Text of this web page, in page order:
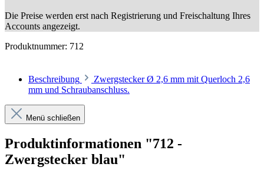
Die Preise werden erst nach Registrierung und Freischaltung Ihres
Accounts angezeigt.
Produktnummer: 712
Beschreibung
Zwergstecker Ø 2,6 mm mit Querloch 2,6
mm und Schraubanschluss.
Menü schließen
Produktinformationen "712 -
Zwergstecker blau"